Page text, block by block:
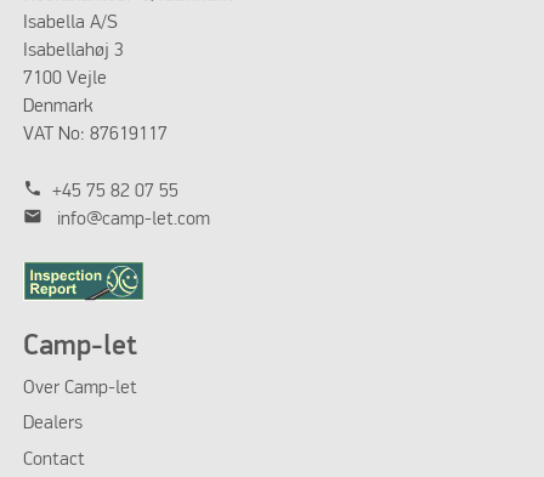
Isabella A/S
Isabellahøj 3
7100 Vejle
Denmark
VAT No: 87619117
phone +45 75 82 07 55
mail info@camp-let.com
Camp-let
Over Camp-let
Dealers
Contact